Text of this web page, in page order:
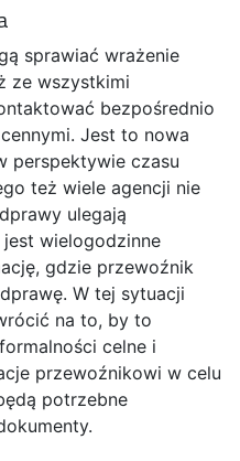
sprawiać wrażenie
ze wszystkimi
bezpośrednio
Jest to nowa
perspektywie czasu
też wiele agencji nie
ulegają
wielogodzinne
gdzie przewoźnik
W tej sytuacji
na to, by to
celne i
przewoźnikowi w celu
potrzebne